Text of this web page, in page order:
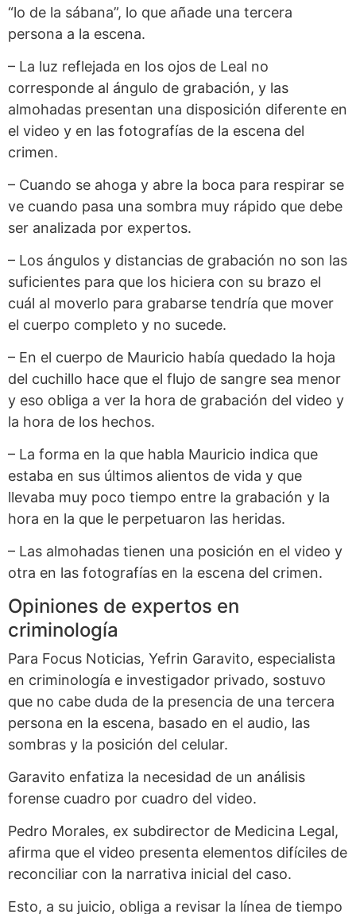
“lo de la sábana”, lo que añade una tercera
persona a la escena.
– La luz reflejada en los ojos de Leal no
corresponde al ángulo de grabación, y las
almohadas presentan una disposición diferente en
el video y en las fotografías de la escena del
crimen.
– Cuando se ahoga y abre la boca para respirar se
ve cuando pasa una sombra muy rápido que debe
ser analizada por expertos.
– Los ángulos y distancias de grabación no son las
suficientes para que los hiciera con su brazo el
cuál al moverlo para grabarse tendría que mover
el cuerpo completo y no sucede.
– En el cuerpo de Mauricio había quedado la hoja
del cuchillo hace que el flujo de sangre sea menor
y eso obliga a ver la hora de grabación del video y
la hora de los hechos.
– La forma en la que habla Mauricio indica que
estaba en sus últimos alientos de vida y que
llevaba muy poco tiempo entre la grabación y la
hora en la que le perpetuaron las heridas.
– Las almohadas tienen una posición en el video y
otra en las fotografías en la escena del crimen.
Opiniones de expertos en
criminología
Para Focus Noticias, Yefrin Garavito, especialista
en criminología e investigador privado, sostuvo
que no cabe duda de la presencia de una tercera
persona en la escena, basado en el audio, las
sombras y la posición del celular.
Garavito enfatiza la necesidad de un análisis
forense cuadro por cuadro del video.
Pedro Morales, ex subdirector de Medicina Legal,
afirma que el video presenta elementos difíciles de
reconciliar con la narrativa inicial del caso.
Esto, a su juicio, obliga a revisar la línea de tiempo